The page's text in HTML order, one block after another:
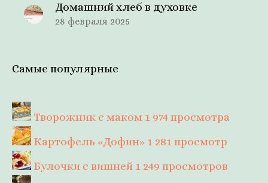
Домашний хлеб в духовке
28 февраля 2025
Самые популярные
Творожник с маком 1 974 просмотра
Картофель «Дофин» 1 281 просмотр
Булочки с вишней 1 249 просмотров